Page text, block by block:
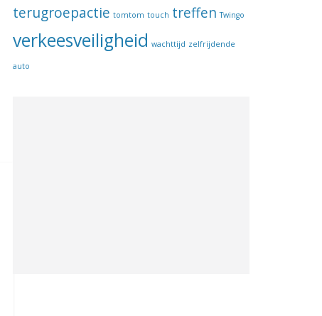
terugroepactie tomtom touch treffen Twingo
verkeesveiligheid wachttijd zelfrijdende
auto